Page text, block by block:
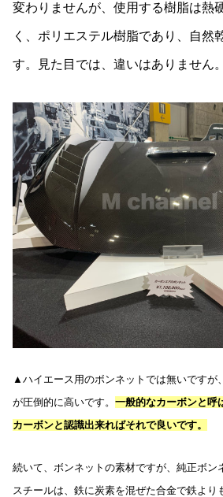
変わりませんが、使用する樹脂は熱
く、ポリエステル樹脂であり、自然
す。見た目では、違いはありません。
▲ハイエース用のボンネットでは無いですが
が圧倒的に高いです。 一般的なカーボンと呼
カーボンと認識出来ればそれで良いです。
続いて、ボンネットの素材ですが、純正ボン
スチールは、鉄に炭素を混ぜた合金で鉄より